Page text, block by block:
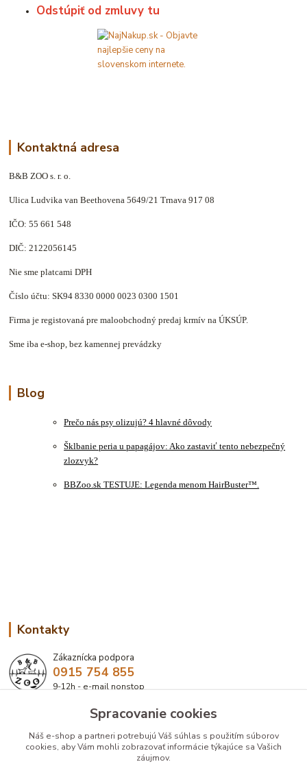
Odstúpiť od zmluvy tu
Kontaktná adresa
B&B ZOO s. r. o.
Ulica Ludvika van Beethovena 5649/21 Trnava 917 08
IČO: 55 661 548
DIČ: 2122056145
Nie sme platcami DPH
Číslo účtu: SK94 8330 0000 0023 0300 1501
Firma je registovaná pre maloobchodný predaj krmív na ÚKSÚP.
Sme iba e-shop, bez kamennej prevádzky
Blog
Prečo nás psy olizujú? 4 hlavné dôvody
Šklbanie peria u papagájov: Ako zastaviť tento nebezpečný
zlozvyk?
BBZoo.sk TESTUJE: Legenda menom HairBuster™.
Kontakty
Zákaznícka podpora
0915 754 855
9-12h - e-mail nonstop
eshop@bbzoo.skSpracovanie cookies
Náš e-shop a partneri potrebujú Váš súhlas s použitím súborov
cookies, aby Vám mohli zobrazovať informácie týkajúce sa Vašich
záujmov.